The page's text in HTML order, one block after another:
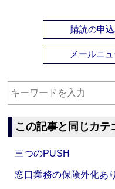
購読の申
メールニ
この記事と同じカテ
三つのPUSH
窓口業務の保険外化あ